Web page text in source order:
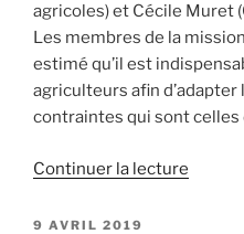
agricoles) et Cécile Muret
Les membres de la
estimé qu’il est
agriculteurs afin
contraintes qui sont
Continuer la lecture
PUBLIÉ
9 AVRIL 2019